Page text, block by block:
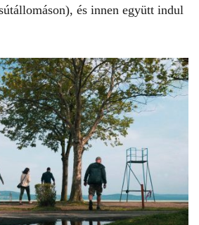
és innen együtt indul